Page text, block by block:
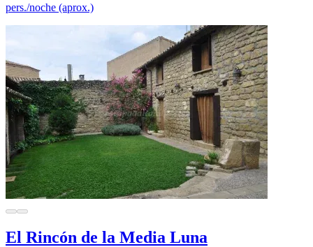
pers./noche (aprox.)
El Rincón de la Media Luna